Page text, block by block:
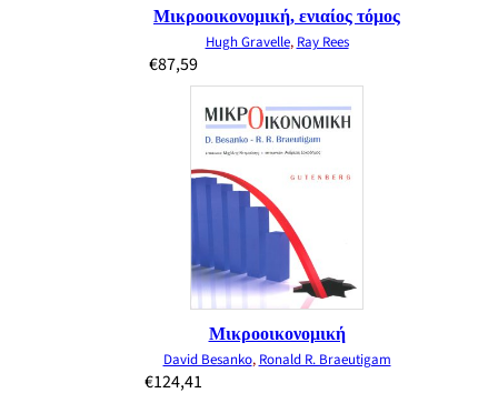
Μικροοικονομική, ενιαίος τόμος
Hugh Gravelle, Ray Rees
€87,59
Μικροοικονομική
David Besanko, Ronald R. Braeutigam
€124,41